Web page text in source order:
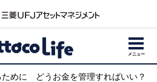
メニュー
めに どうお金を管理すればいい？